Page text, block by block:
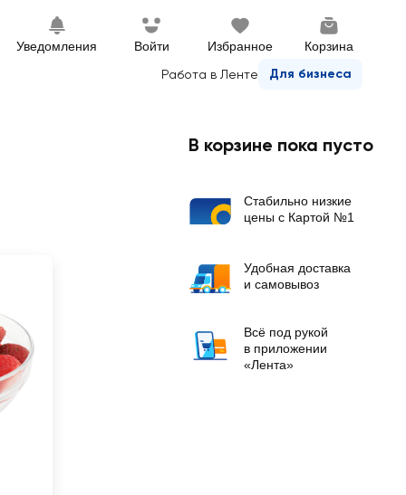
Уведомления Войти Избранное
Корзина
Работа в Ленте
Для бизнеса
В корзине пока пусто
Стабильно низкие
цены с Картой №1
Удобная доставка
и самовывоз
Всё под рукой
в приложении
«Лента»